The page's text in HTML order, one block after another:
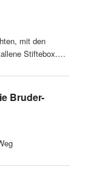
mit den
Stiftebox.…
Bruder-